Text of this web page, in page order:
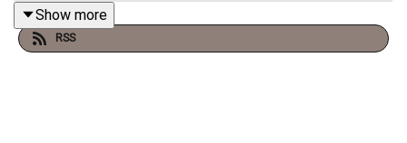
Varje torsdag släpper vi ett Premiumavsnitt på
Supercast! –
Show more
RSS